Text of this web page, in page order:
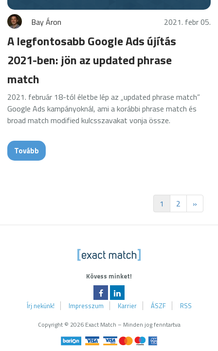
Bay Áron 2021. febr 05.
A legfontosabb Google Ads újítás
2021-ben: jön az updated phrase
match
2021. február 18-tól életbe lép az „updated phrase match”
Google Ads kampányoknál, ami a korábbi phrase match és
broad match modified kulcsszavakat vonja össze.
Tovább
1 2 »
Kövess minket!
Írj nekünk! Impresszum Karrier ÁSZF RSS
Copyright © 2026 Exact Match – Minden jog fenntartva